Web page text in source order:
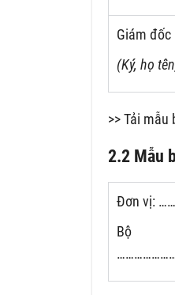
Giám đốc
(Ký, họ
>> Tải
2.2 Mẫu
Đơn vị:
Bộ